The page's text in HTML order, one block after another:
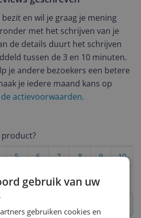
en wil je graag je mening
met het schrijven van je
de details duurt het schrijven
tussen de 3 en 10 minuten.
je andere bezoekers een betere
je iedere maand kans op
actievoorwaarden.
product?
10
9
8
7
6
5
gebruik van uw
gebruiken cookies en